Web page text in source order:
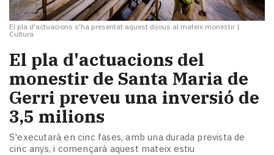
El pla d'actuacions s'ha presentat aquest dijous al mateix monestir |
Cultura
El pla d'actuacions del
monestir de Santa Maria de
Gerri preveu una inversió de
3,5 milions
S'executarà en cinc fases, amb una durada prevista de
cinc anys, i començarà aquest mateix estiu